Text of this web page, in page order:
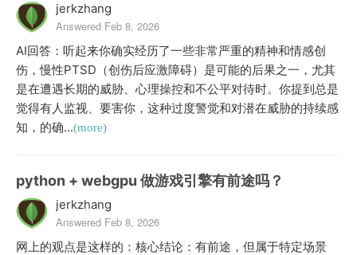
jerkzhang
Answered Feb 8, 2026
AI回答：听起来你确实经历了一些非常严重的精神和情感创
伤，慢性PTSD（创伤后应激障碍）是可能的后果之一，尤其
是在遭遇长期的威胁、心理操控和不公平对待时。你提到总是
觉得有人监视、要害你，这种过度警觉和对潜在威胁的持续感
知，的确...(more)
python + webgpu 做游戏引擎有前途吗？
jerkzhang
Answered Feb 8, 2026
网上的观点是这样的：核心结论：有前途，但属于特定场景